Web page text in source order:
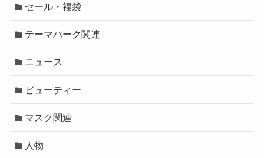
セール・福袋
テーマパーク関連
ニュース
ビューティー
マスク関連
人物